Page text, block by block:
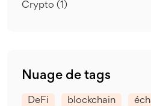
Crypto (1)
Nuage de tags
DeFi blockchain